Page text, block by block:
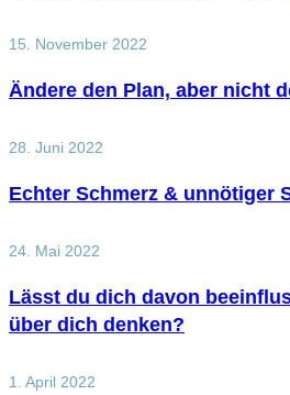
15. November 2022
Ändere den Plan, aber nicht
28. Juni 2022
Echter Schmerz & unnötiger
24. Mai 2022
Lässt du dich davon
über dich denken?
1. April 2022